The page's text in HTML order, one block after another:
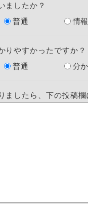
ましたか？
普通 情
りやすかったですか？
普通 分
ましたら、下の投稿欄